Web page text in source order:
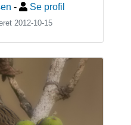
- Se profil
2012-10-15